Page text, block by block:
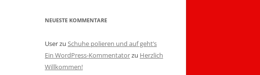
NEUESTE KOMMENTARE
Userzu Schuhe polieren und auf geht’s
Ein WordPress-Kommentatorzu Herzlich
Willkommen!